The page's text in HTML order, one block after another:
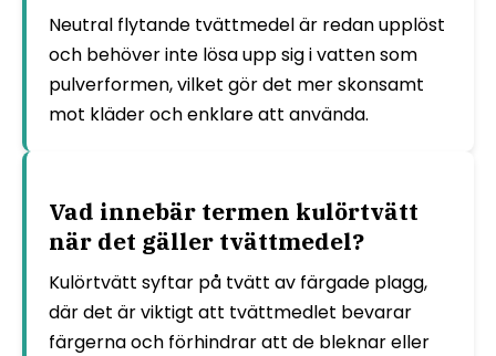
Neutral flytande tvättmedel är redan upplöst
och behöver inte lösa upp sig i vatten som
pulverformen, vilket gör det mer skonsamt
mot kläder och enklare att använda.
Vad innebär termen kulörtvätt
när det gäller tvättmedel?
Kulörtvätt syftar på tvätt av färgade plagg,
där det är viktigt att tvättmedlet bevarar
färgerna och förhindrar att de bleknar eller